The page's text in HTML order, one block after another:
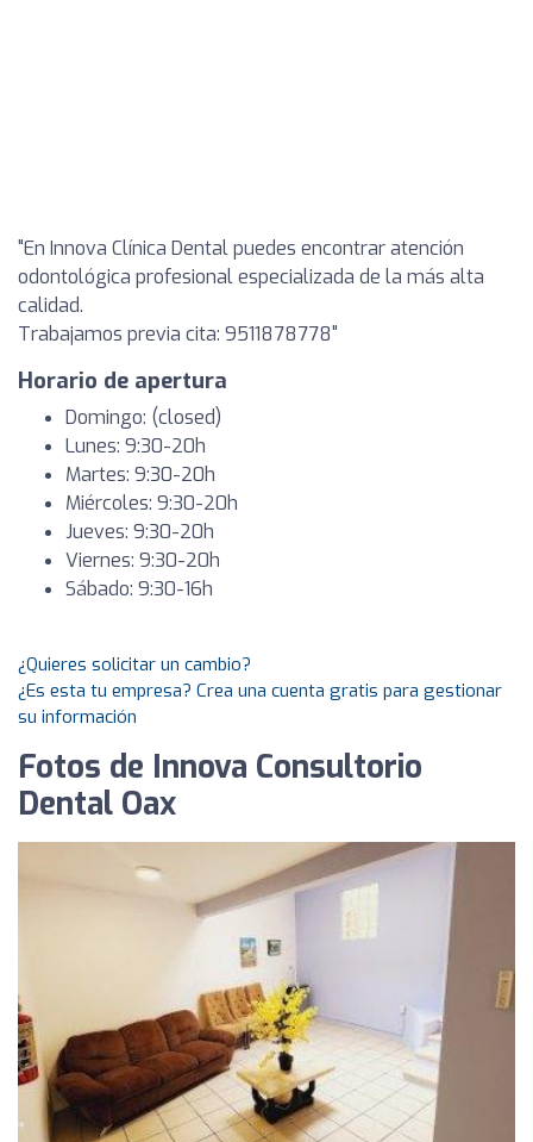
"En Innova Clínica Dental puedes encontrar atención
odontológica profesional especializada de la más alta
calidad.
Trabajamos previa cita: 9511878778"
Horario de apertura
Domingo: (closed)
Lunes: 9:30-20h
Martes: 9:30-20h
Miércoles: 9:30-20h
Jueves: 9:30-20h
Viernes: 9:30-20h
Sábado: 9:30-16h
¿Quieres solicitar un cambio?
¿Es esta tu empresa? Crea una cuenta gratis para gestionar
su información
Fotos de Innova Consultorio
Dental Oax